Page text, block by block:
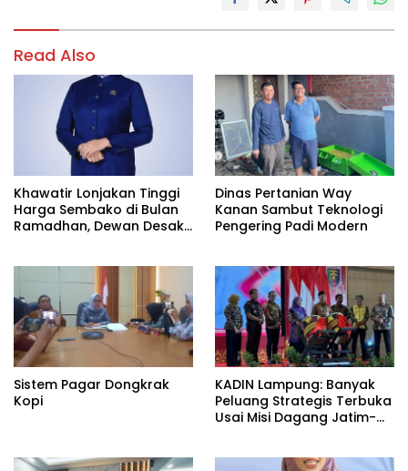
Read Also
Khawatir Lonjakan Tinggi
Harga Sembako di Bulan
Ramadhan, Dewan Desak
Dinas Pertanian Way
Kanan Sambut Teknologi
Pengering Padi Modern
Sistem Pagar Dongkrak
Kopi
KADIN Lampung: Banyak
Peluang Strategis Terbuka
Usai Misi Dagang Jatim-